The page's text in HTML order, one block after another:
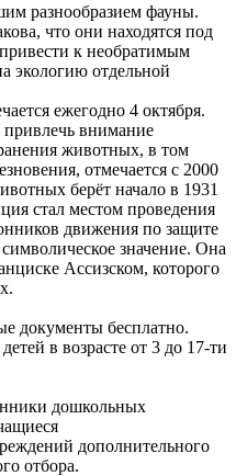
разнообразием фауны.
что они находятся под
к необратимым
экологию отдельной
ежегодно 4 октября.
внимание
животных, в том
отмечается с 2000
берёт начало в 1931
стал местом проведения
движения по защите
значение. Она
Ассизском, которого
документы бесплатно.
в возрасте от 3 до 17-ти
дошкольных
дополнительного
отбора.